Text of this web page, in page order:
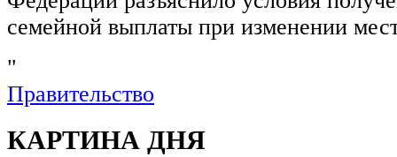
семейной выплаты при изменении
"
Правительство
КАРТИНА ДНЯ